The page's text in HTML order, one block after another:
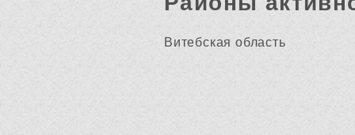
Витебская область